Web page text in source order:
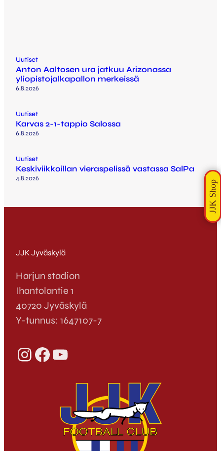
Uutiset
Anton Aaltosen ura jatkuu Arizonassa
yliopistojalkapallon merkeissä
6.8.2026
Uutiset
Karvas 2-1-tappio Salossa
6.8.2026
Uutiset
Keskiviikkoillan vieraspelissä vastassa SalPa
4.8.2026
JJK Jyväskylä
Harjun stadion
Ihantolantie 1
40720 Jyväskylä
Y-tunnus: 1647107-7
InstagramFacebook YouTube